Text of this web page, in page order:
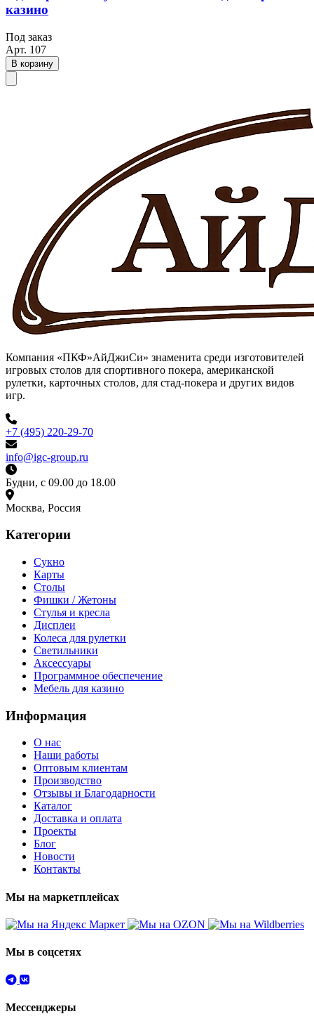
казино
Под заказ
Арт. 107
В корзину
Компания «ПКФ»АйДжиСи» знаменита среди изготовителей
игровых столов для спортивного покера, американской
рулетки, карточных столов, для стад-покера и других видов
игр.
+7 (495) 220-29-70
info@igc-group.ru
Будни, с 09.00 до 18.00
Москва, Россия
Категории
Сукно
Карты
Столы
Фишки / Жетоны
Стулья и кресла
Дисплеи
Колеса для рулетки
Светильники
Аксессуары
Программное обеспечение
Мебель для казино
Информация
О нас
Наши работы
Оптовым клиентам
Производство
Отзывы и Благодарности
Каталог
Доставка и оплата
Проекты
Блог
Новости
Контакты
Мы на маркетплейсах
Мы в соцсетях
Мессенджеры